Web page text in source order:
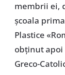
membrii ei,
școala
Plastice
obținut apoi
Greco-